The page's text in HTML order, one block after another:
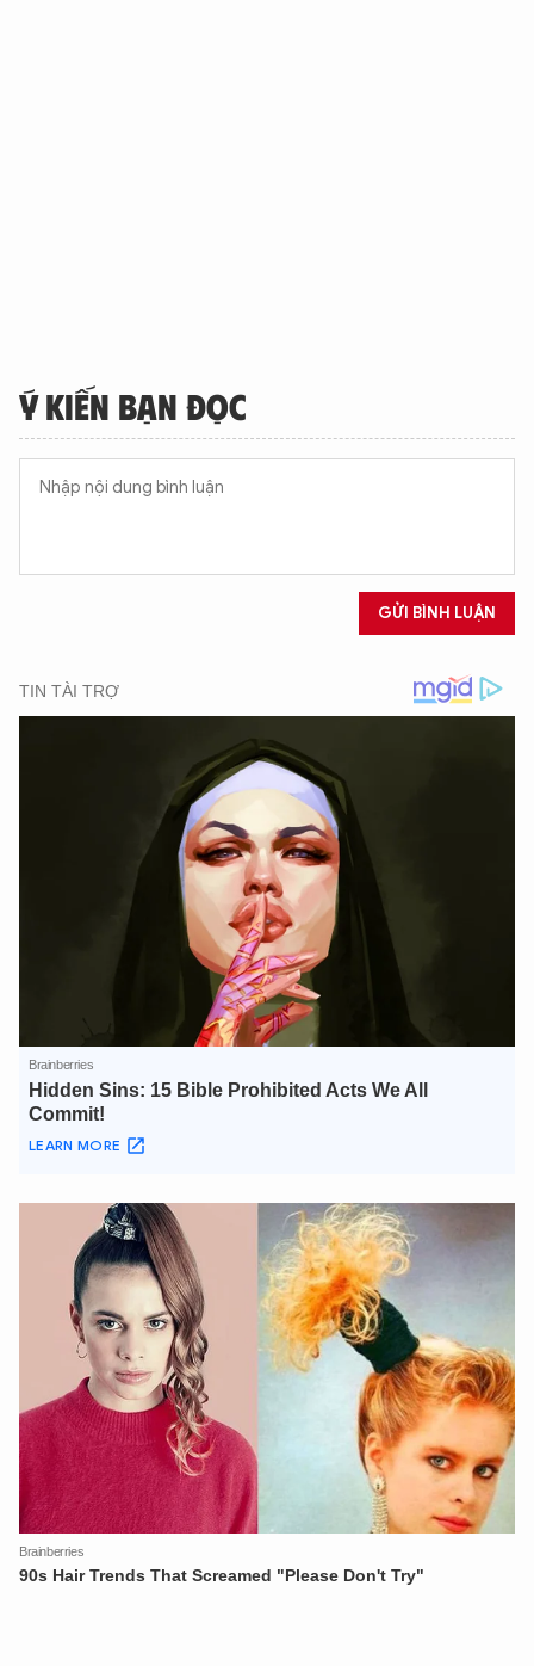
Ý KIẾN BẠN ĐỌC
GỬI BÌNH LUẬN
TÔI LÀ CHATBOT CỦA
Hãy hỏi tôi bất kỳ điều gì bạn cần biết về